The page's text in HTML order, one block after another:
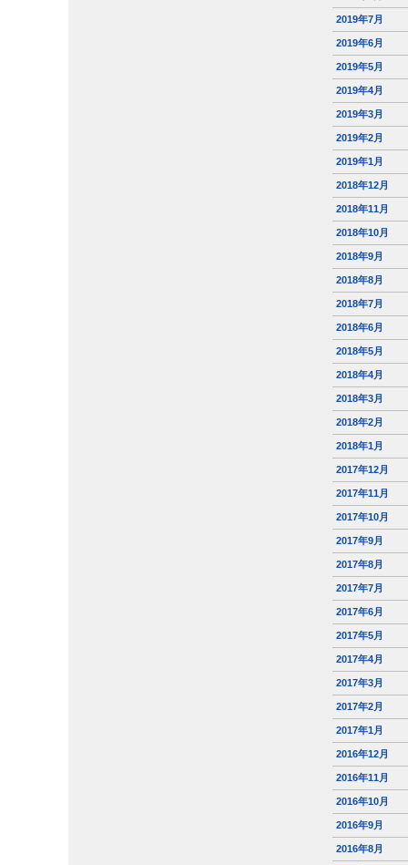
2019年7月
2019年6月
2019年5月
2019年4月
2019年3月
2019年2月
2019年1月
2018年12月
2018年11月
2018年10月
2018年9月
2018年8月
2018年7月
2018年6月
2018年5月
2018年4月
2018年3月
2018年2月
2018年1月
2017年12月
2017年11月
2017年10月
2017年9月
2017年8月
2017年7月
2017年6月
2017年5月
2017年4月
2017年3月
2017年2月
2017年1月
2016年12月
2016年11月
2016年10月
2016年9月
2016年8月